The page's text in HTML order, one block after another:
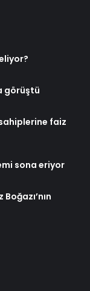
görüştü
faiz
sona eriyor